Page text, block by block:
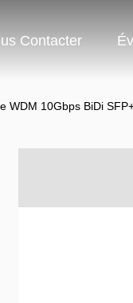
Contacter
WDM 10Gbps BiDi